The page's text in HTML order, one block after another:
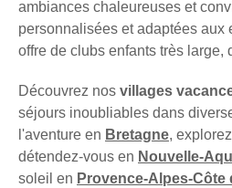
ambiances chaleureuses et
personnalisées et adaptées aux
offre de clubs enfants très large,
Découvrez nos villages
séjours inoubliables dans
l'aventure en Bretagne, explorez
détendez-vous en Nouvelle-
soleil en Provence-Alpes-Côte